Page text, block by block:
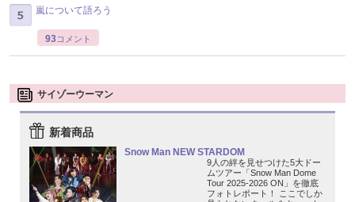
嵐について語ろう
93コメント
サイゾーウーマン
新着商品
Snow Man NEW STARDOM
9人の絆を見せつけた5大ドー
ムツアー「Snow Man Dome
Tour 2025-2026 ON」を徹底
フォトレポート！ ここでしか